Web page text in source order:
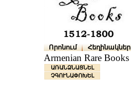
Որոնում Հեղինակներ
Armenian Rare Books
ԱՌԱՆՁՆԱՑՆԵԼ
ՉԳՈՒՆԱՓՈԽԵԼ